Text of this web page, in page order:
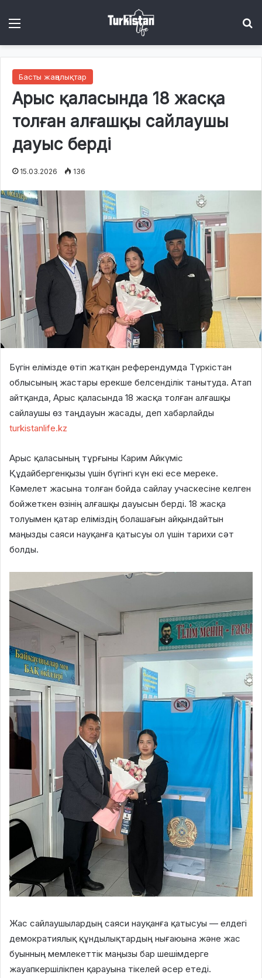
Басты жаңалықтар
Арыс қаласында 18 жасқа
толған алғашқы сайлаушы
дауыс берді
15.03.2026 136
Бүгін елімізде өтіп жатқан референдумда Түркістан
облысының жастары ерекше белсенділік танытуда. Атап
айтқанда, Арыс қаласында 18 жасқа толған алғашқы
сайлаушы өз таңдауын жасады, деп хабарлайды
turkistanlife.kz
Арыс қаласының тұрғыны Карим Айкүміс
Құдайбергенқызы үшін бүгінгі күн екі есе мереке.
Кәмелет жасына толған бойда сайлау учаскесіне келген
бойжеткен өзінің алғашқы дауысын берді. 18 жасқа
толуымен қатар еліміздің болашағын айқындайтын
маңызды саяси науқанға қатысуы ол үшін тарихи сәт
болды.
Жас сайлаушылардың саяси науқанға қатысуы — елдегі
демократиялық құндылықтардың нығаюына және жас
буынның мемлекеттік маңызы бар шешімдерге
жауапкершілікпен қарауына тікелей әсер етеді.